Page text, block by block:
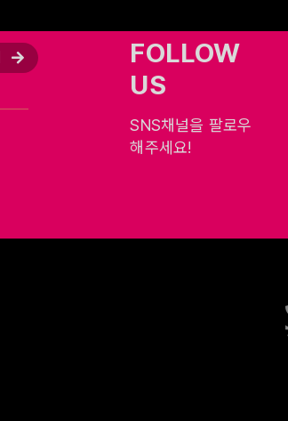
FOLLOW
US
SNS채널을 팔로우
해주세요!